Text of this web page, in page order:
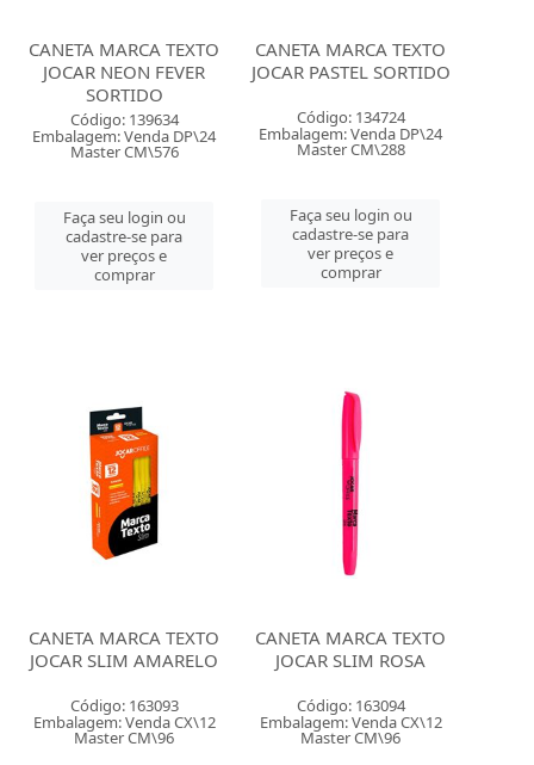
CANETA MARCA TEXTO
JOCAR NEON FEVER
SORTIDO
Código: 139634
Embalagem: Venda DP\24
Master CM\576
Faça seu login ou
cadastre-se para
ver preços e
comprar
CANETA MARCA TEXTO
JOCAR PASTEL SORTIDO
Código: 134724
Embalagem: Venda DP\24
Master CM\288
Faça seu login ou
cadastre-se para
ver preços e
comprar
CANETA MARCA TEXTO
JOCAR SLIM AMARELO
Código: 163093
Embalagem: Venda CX\12
Master CM\96
CANETA MARCA TEXTO
JOCAR SLIM ROSA
Código: 163094
Embalagem: Venda CX\12
Master CM\96